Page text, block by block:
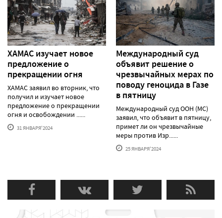
ХАМАС изучает новое
предложение о
прекращении огня
ХАМАС заявил во вторник, что
получил и изучает новое
предложение о прекращении
огня и освобождении ......
31 ЯНВАРЯ'2024
Международный суд
объявит решение о
чрезвычайных мерах по
поводу геноцида в Газе
в пятницу
Международный суд ООН (МС)
заявил, что объявит в пятницу,
примет ли он чрезвычайные
меры против Изр......
25 ЯНВАРЯ'2024